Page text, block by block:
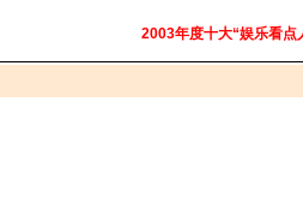
2003年度十大“娱乐看点